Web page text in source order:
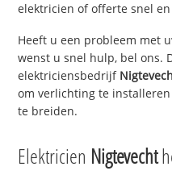
elektricien of offerte snel
Heeft u een probleem met
wenst u snel hulp, bel ons.
elektriciensbedrijf
om verlichting te
te breiden.
Elektricien Nigtevecht